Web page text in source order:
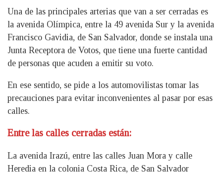
Una de las principales arterias que van a ser cerradas es
la avenida Olímpica, entre la 49 avenida Sur y la avenida
Francisco Gavidia, de San Salvador, donde se instala una
Junta Receptora de Votos, que tiene una fuerte cantidad
de personas que acuden a emitir su voto.
En ese sentido, se pide a los automovilistas tomar las
precauciones para evitar inconvenientes al pasar por esas
calles.
Entre las calles cerradas están:
La avenida Irazú, entre las calles Juan Mora y calle
Heredia en la colonia Costa Rica, de San Salvador